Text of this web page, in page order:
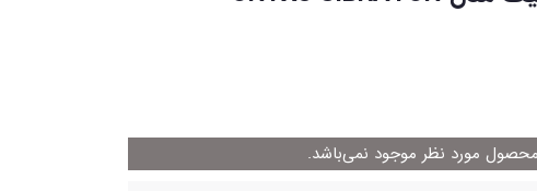
محصول مورد نظر موجود نمی‌باشد.